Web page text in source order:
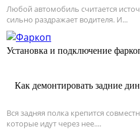
Любой автомобиль считается
сильно раздражает водителя. И...
Установка и подключение
Как демонтировать задние
Вся задняя полка крепится
которые идут через нее....